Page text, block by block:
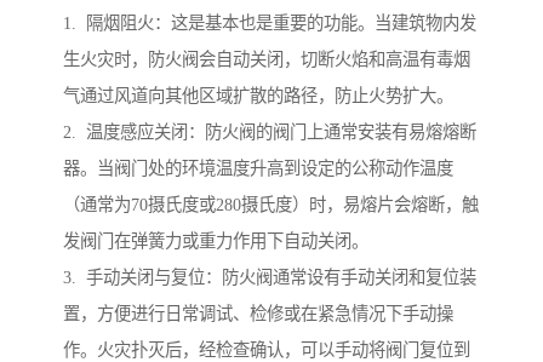
1. 隔烟阻火：这是基本也是重要的功能。当建筑物内发
生火灾时，防火阀会自动关闭，切断火焰和高温有毒烟
气通过风道向其他区域扩散的路径，防止火势扩大。
2. 温度感应关闭：防火阀的阀门上通常安装有易熔熔断
器。当阀门处的环境温度升高到设定的公称动作温度
（通常为70摄氏度或280摄氏度）时，易熔片会熔断，触
发阀门在弹簧力或重力作用下自动关闭。
3. 手动关闭与复位：防火阀通常设有手动关闭和复位装
置，方便进行日常调试、检修或在紧急情况下手动操
作。火灾扑灭后，经检查确认，可以手动将阀门复位到